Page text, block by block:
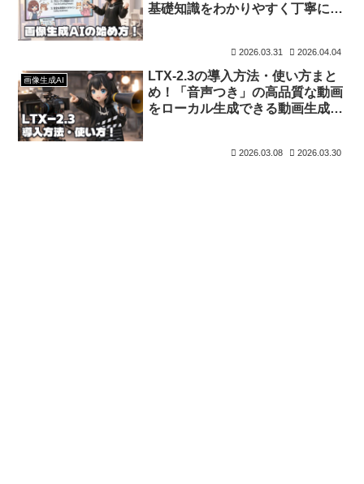
基礎知識をわかりやすく丁寧に解
2026.03.31 2026.04.04
画像生成AI
LTX-2.3の導入方法・使い方まと
め！「音声つき」の高品質な動画
をローカル生成できる動画生成AI
2026.03.08 2026.03.30